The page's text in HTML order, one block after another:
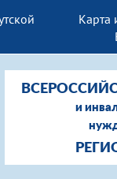
Карта
и